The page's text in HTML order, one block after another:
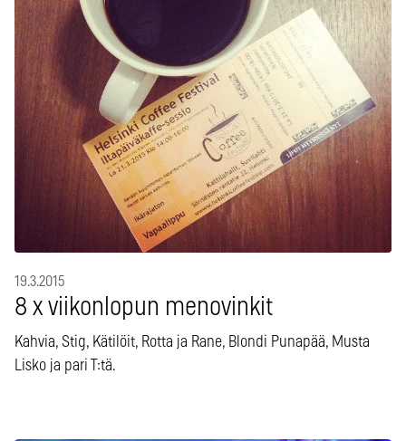
19.3.2015
8 x viikonlopun menovinkit
Kahvia, Stig, Kätilöit, Rotta ja Rane, Blondi Punapää, Musta
Lisko ja pari T:tä.